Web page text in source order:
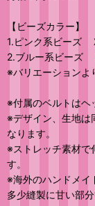
【ビーズカラー】
1.ピンク系ビーズ
2.ブルー系ビーズ
※バリエーションよ
※付属のベルトはヘ
※デザイン、生地は
なります。
※ストレッチ素材で
す。
※海外のハンドメイ
多少縫製に甘い部